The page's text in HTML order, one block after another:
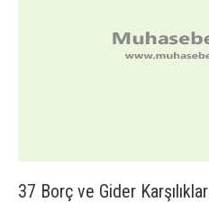
37 Borç ve Gider